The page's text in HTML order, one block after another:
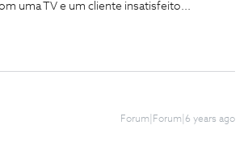
uma TV e um cliente insatisfeito...
Forum|Forum|6 years ago